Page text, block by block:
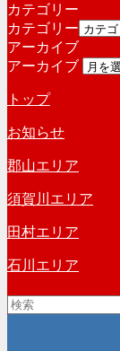
カテゴリー
カテゴリー
アーカイブ
アーカイブ
トップ
お知らせ
郡山エリア
須賀川エリア
田村エリア
石川エリア